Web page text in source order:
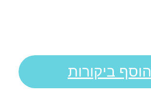
הוסף ביקורות